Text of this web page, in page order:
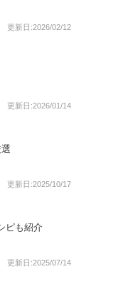
更新日:2026/02/12
更新日:2026/01/14
更新日:2025/10/17
ピも紹介
更新日:2025/07/14